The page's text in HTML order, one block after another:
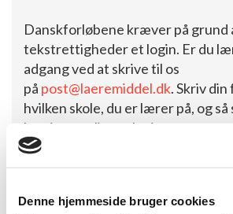
Denne hjemmeside bruger cookies
Danskforløbene kræver på grund
tekstrettigheder et login. Er du
adgang ved at skrive til os
på post@laeremiddel.dk. Skriv
hvilken skole, du er lærer på, og så
hurtigst muligt et login.